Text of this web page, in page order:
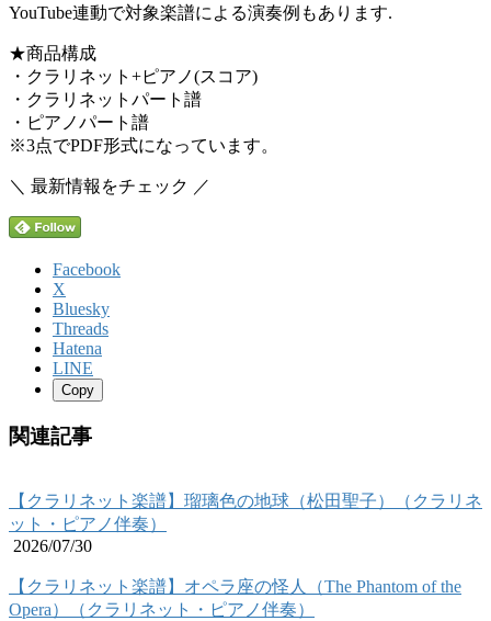
YouTube連動で対象楽譜による演奏例もあります.
★商品構成
・クラリネット+ピアノ(スコア)
・クラリネットパート譜
・ピアノパート譜
※3点でPDF形式になっています。
＼ 最新情報をチェック ／
Facebook
X
Bluesky
Threads
Hatena
LINE
Copy
関連記事
【クラリネット楽譜】瑠璃色の地球（松田聖子）（クラリネ
ット・ピアノ伴奏）
2026/07/30
【クラリネット楽譜】オペラ座の怪人（The Phantom of the
Opera）（クラリネット・ピアノ伴奏）